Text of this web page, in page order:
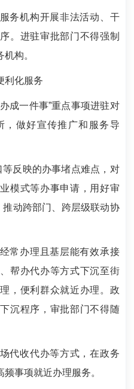
务机构开展非法活动、干
。进驻审批部门不得强制
构。
化服务
成一件事”重点事项进驻对
，做好宣传推广和服务导
等反映的办事堵点难点，对
模式等办事申请，用好审
推动跨部门、跨层级联动协
常办理且基层能有效承接
帮办代办等方式下沉至街
，便利群众就近办理。政
沉程序，审批部门不得随
代收代办等方式，在政务
事项就近办理服务。